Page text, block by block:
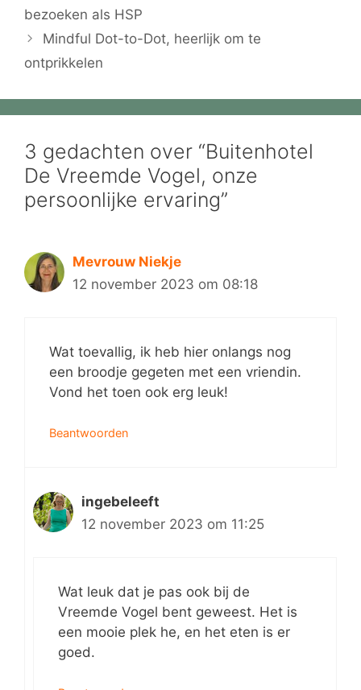
bezoeken als HSP
Mindful Dot-to-Dot, heerlijk om te
ontprikkelen
3 gedachten over “Buitenhotel
De Vreemde Vogel, onze
persoonlijke ervaring”
Mevrouw Niekje
12 november 2023 om 08:18
Wat toevallig, ik heb hier onlangs nog
een broodje gegeten met een vriendin.
Vond het toen ook erg leuk!
Beantwoorden
ingebeleeft
12 november 2023 om 11:25
Wat leuk dat je pas ook bij de
Vreemde Vogel bent geweest. Het is
een mooie plek he, en het eten is er
goed.